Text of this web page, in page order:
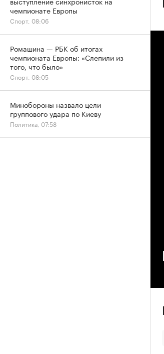
чемпионате Европы
Спорт, 08:06
Ромашина — РБК об итогах
чемпионата Европы: «Слепили из
того, что было»
Спорт, 08:05
Минобороны назвало цели
группового удара по Киеву
Политика, 07:58